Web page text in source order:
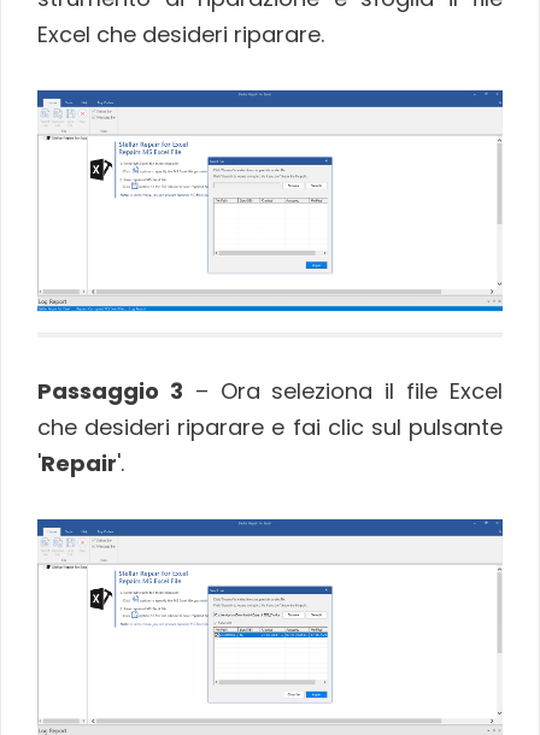
Excel che desideri riparare.
Passaggio 3 – Ora seleziona il file Excel
che desideri riparare e fai clic sul pulsante
'Repair'.